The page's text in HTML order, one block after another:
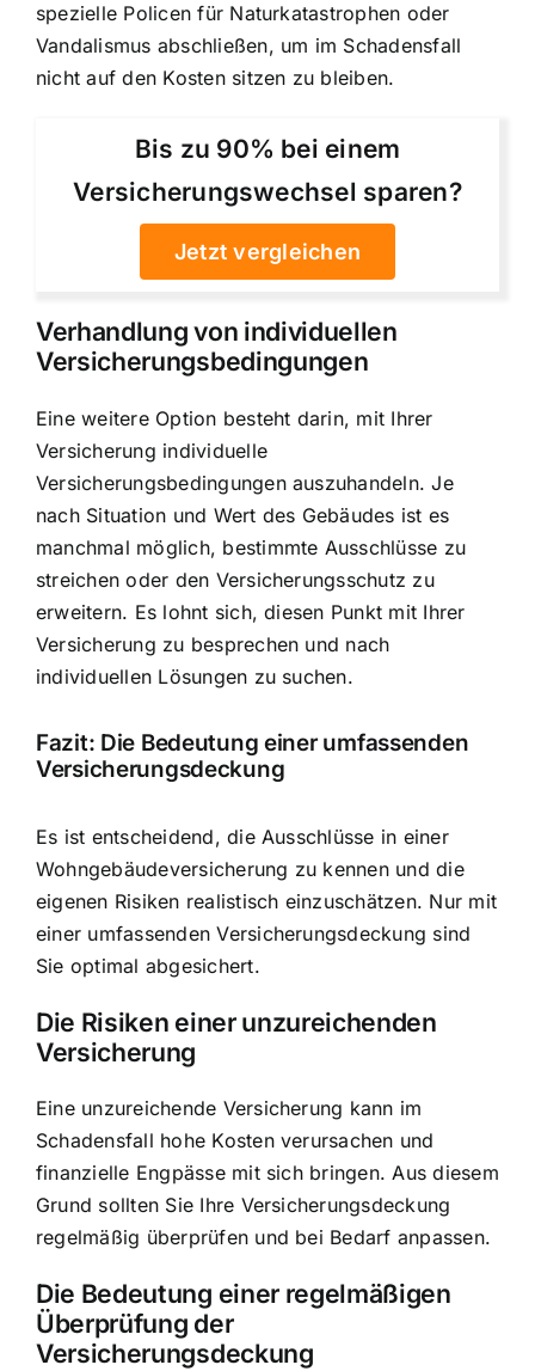
spezielle Policen für Naturkatastrophen oder
Vandalismus abschließen, um im Schadensfall
nicht auf den Kosten sitzen zu bleiben.
Bis zu 90% bei einem
Versicherungswechsel sparen?
Jetzt vergleichen
Verhandlung von individuellen
Versicherungsbedingungen
Eine weitere Option besteht darin, mit Ihrer
Versicherung individuelle
Versicherungsbedingungen auszuhandeln. Je
nach Situation und Wert des Gebäudes ist es
manchmal möglich, bestimmte Ausschlüsse zu
streichen oder den Versicherungsschutz zu
erweitern. Es lohnt sich, diesen Punkt mit Ihrer
Versicherung zu besprechen und nach
individuellen Lösungen zu suchen.
Fazit: Die Bedeutung einer umfassenden
Versicherungsdeckung
Es ist entscheidend, die Ausschlüsse in einer
Wohngebäudeversicherung zu kennen und die
eigenen Risiken realistisch einzuschätzen. Nur mit
einer umfassenden Versicherungsdeckung sind
Sie optimal abgesichert.
Die Risiken einer unzureichenden
Versicherung
Eine unzureichende Versicherung kann im
Schadensfall hohe Kosten verursachen und
finanzielle Engpässe mit sich bringen. Aus diesem
Grund sollten Sie Ihre Versicherungsdeckung
regelmäßig überprüfen und bei Bedarf anpassen.
Die Bedeutung einer regelmäßigen
Überprüfung der
Versicherungsdeckung